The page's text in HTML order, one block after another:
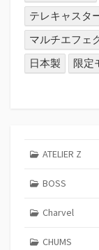
テレキャスタ
マルチエフェ
日本製
限定
ATELIER Z
BOSS
Charvel
CHUMS